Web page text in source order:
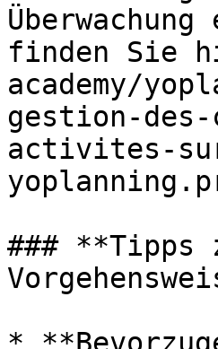
finden Sie
academy/
gestion-des-
activites-
### **Tipps